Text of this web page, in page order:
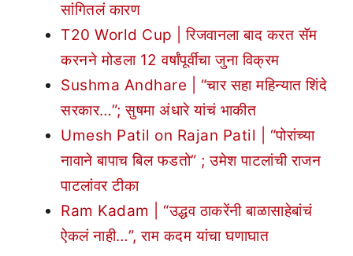
सांगितलं कारण
T20 World Cup | रिजवानला बाद करत सॅम
करनने मोडला 12 वर्षांपूर्वीचा जुना विक्रम
Sushma Andhare | “चार सहा महिन्यात शिंदे
सरकार…”; सुषमा अंधारे यांचं भाकीत
Umesh Patil on Rajan Patil | “पोरांच्या
नावाने बापाच बिल फडतो” ; उमेश पाटलांची राजन
पाटलांवर टीका
Ram Kadam | “उद्धव ठाकरेंनी बाळासाहेबांचं
ऐकलं नाही…”, राम कदम यांचा घणाघात